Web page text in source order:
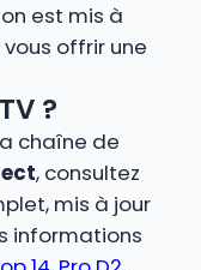
est mis à
offrir une
?
chaîne de
, consultez
mis à jour
informations